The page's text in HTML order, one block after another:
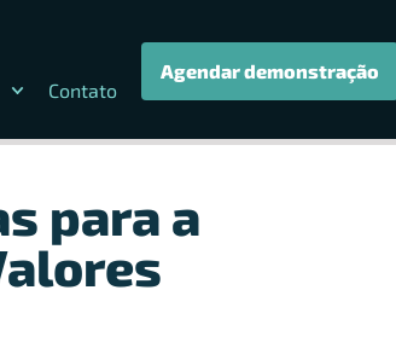
Contato
Agendar demonstração
para a